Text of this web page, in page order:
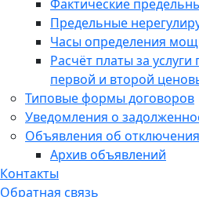
Фактические
Предельные
Часы определения
Расчёт платы за
первой и второй
Типовые формы договоров
Уведомления о
Объявления об
Архив объявлений
Контакты
Обратная связь